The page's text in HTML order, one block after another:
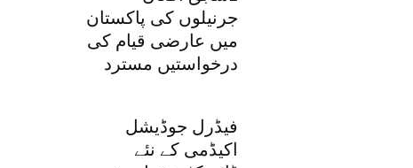
جرنیلوں کی پاکستان
میں عارضی قیام کی
درخواستیں مسترد
فیڈرل جوڈیشل
اکیڈمی کے نئے